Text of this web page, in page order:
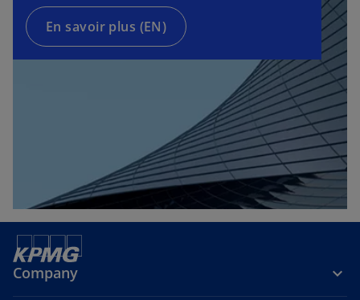
s
n
o
u
v
l
En savoir plus (EN)
n
o
n
g
l
Company